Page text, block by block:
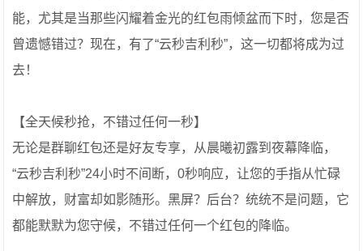
能，尤其是当那些闪耀着金光的红包雨倾盆而下时，您是否
曾遗憾错过？现在，有了“云秒吉利秒”，这一切都将成为过
去！
【全天候秒抢，不错过任何一秒】
无论是群聊红包还是好友专享，从晨曦初露到夜幕降临，
“云秒吉利秒”24小时不间断，0秒响应，让您的手指从忙碌
中解放，财富却如影随形。黑屏？后台？统统不是问题，它
都能默默为您守候，不错过任何一个红包的降临。